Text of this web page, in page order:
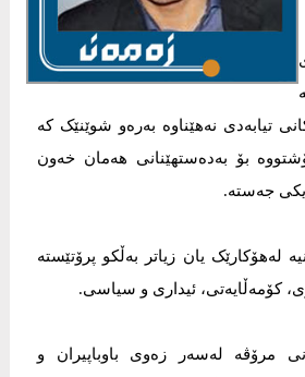
تیابەدی نەهێناوە بەرەو شوێنێک کە
بۆ بەدەستهێنانی هەمان خەون
جەستە.
لەهۆکارێک یان زیاتر بەڵکو پرۆتێستە
کۆمەڵایەتی، ئیداری و سیاسی.
مرۆڤە لەسەر زەوی باوباپیران و